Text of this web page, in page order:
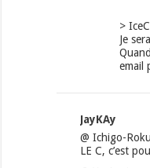
>
Je
email
JayKAy
@ Ichigo-Roku
LE C, c’est